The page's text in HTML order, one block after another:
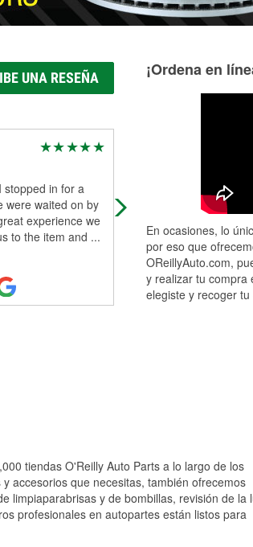
UNA RESEÑA
stopped in for a
were waited on by
experience we
to the item and ...
Huge shout out to
professional,
coolant. I would
¡Ordena en
En ocasiones, lo
por eso que
OReillyAuto.com,
y realizar tu compra
elegiste y recoger tu
tiendas O'Reilly Auto Parts a lo largo de los
accesorios que necesitas, también ofrecemos
limpiaparabrisas y de bombillas, revisión de la
profesionales en autopartes están listos para